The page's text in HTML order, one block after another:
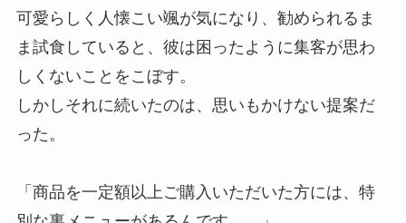
可愛らしく人懐こい颯が気になり、勧められるま
ま試食していると、彼は困ったように集客が思わ
しくないことをこぼす。
しかしそれに続いたのは、思いもかけない提案だ
った。
「商品を一定額以上ご購入いただいた方には、特